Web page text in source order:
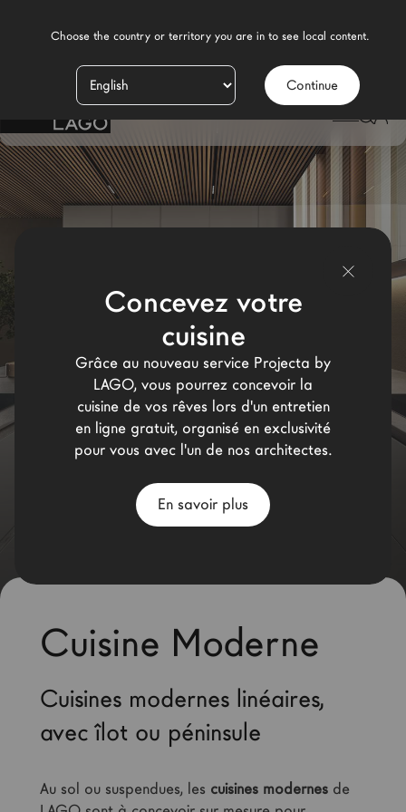
Continue
Produits
Inspiration
Configurateur
Contract
Nouveaux Produits MDW26
Promotions
Architectes
LAGO Homes
Language
DESIGN CUISINE MODERNE
Cuisine Moderne
Cuisines modernes linéaires,
avec îlot ou péninsule
Au sol ou suspendues, les cuisines modernes de
Concevez votre
cuisine
Grâce au nouveau service Projecta by
LAGO, vous pourrez concevoir la
cuisine de vos rêves lors d'un entretien
en ligne gratuit, organisé en exclusivité
pour vous avec l'un de nos architectes.
En savoir plus